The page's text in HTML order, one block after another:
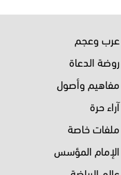
عرب وعجم
روضة الدعاة
مفاهيم وأصول
آراء حرة
ملفات خاصة
الإمام المؤسس